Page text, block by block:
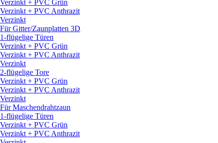
Verzinkt + PVC Grün
Verzinkt + PVC Anthrazit
Verzinkt
Für Gitter/Zaunplatten 3D
1-flügelige Türen
Verzinkt + PVC Grün
Verzinkt + PVC Anthrazit
Verzinkt
2-flügelige Tore
Verzinkt + PVC Grün
Verzinkt + PVC Anthrazit
Verzinkt
Für Maschendrahtzaun
1-flügelige Türen
Verzinkt + PVC Grün
Verzinkt + PVC Anthrazit